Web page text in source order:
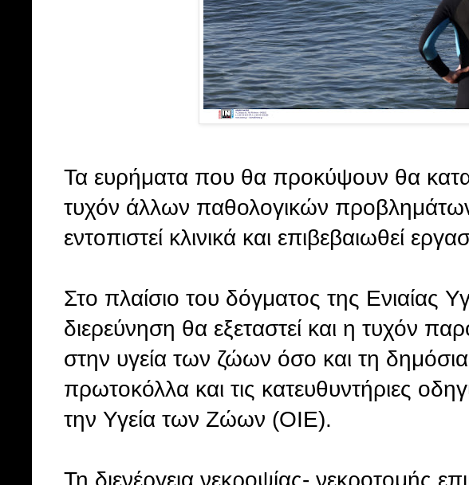
Τα ευρήματα που θα προκύψουν θα
τυχόν άλλων παθολογικών
εντοπιστεί κλινικά και επιβεβαιωθεί
Στο πλαίσιο του δόγματος της Ενιαίας
διερεύνηση θα εξεταστεί και η τυχόν
στην υγεία των ζώων όσο και τη
πρωτοκόλλα και τις κατευθυντήριες
την Υγεία των Ζώων (ΟΙΕ).